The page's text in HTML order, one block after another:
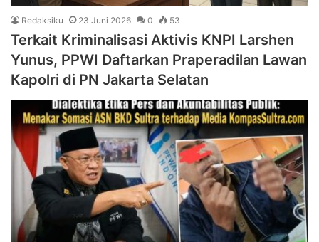
Redaksiku 23 Juni 2026 0 53
Terkait Kriminalisasi Aktivis KNPI Larshen
Yunus, PPWI Daftarkan Praperadilan Lawan
Kapolri di PN Jakarta Selatan